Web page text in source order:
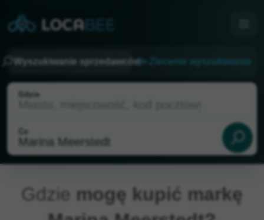
Wyszukiwanie sprzedawców Zlecenie wyszukiwania
Gdzie
Co
Gdzie mogę kupić markę